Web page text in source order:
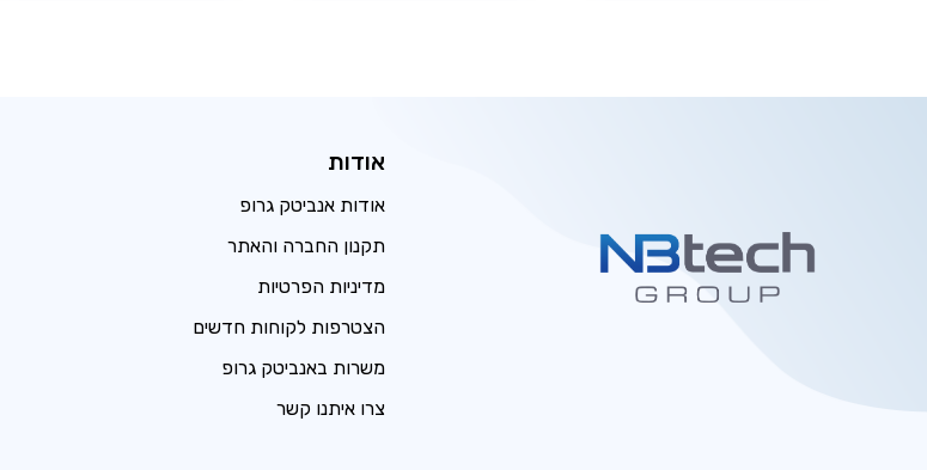
אודות
אודות אנביטק גרופ
תקנון החברה והאתר
מדיניות הפרטיות
הצטרפות לקוחות חדשים
משרות באנביטק גרופ
צרו איתנו קשר